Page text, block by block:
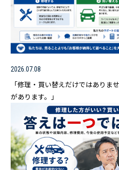
2026.07.08
「修理・買い替えだけではありま
があります。」